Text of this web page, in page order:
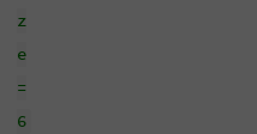
z
e
=
6